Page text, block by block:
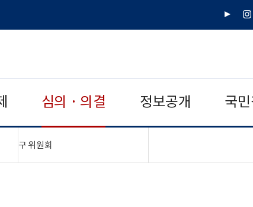
유
인
심의 · 의결 정보공개 국
구 위원회